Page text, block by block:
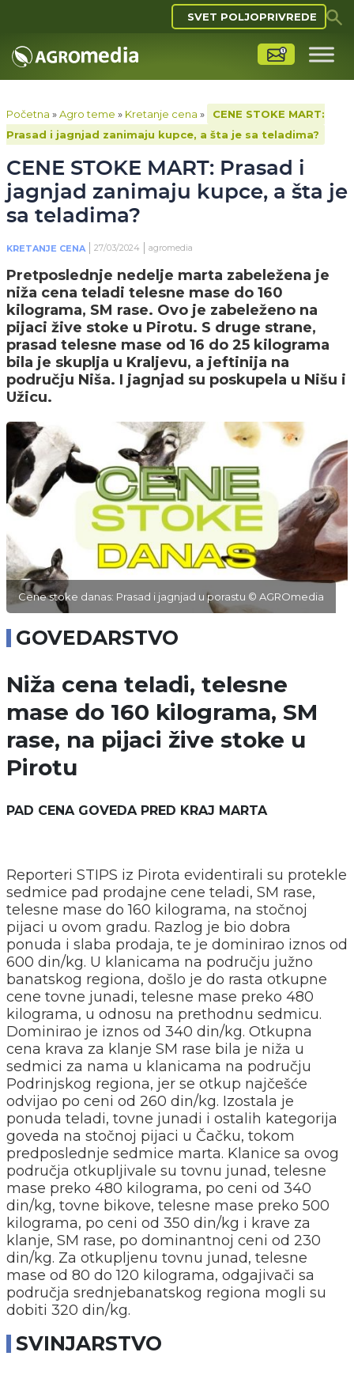
SVET POLJOPRIVREDE
Početna »Agro teme » Kretanje cena »
CENE STOKE MART:
Prasad i jagnjad zanimaju kupce, a šta je sa teladima?
CENE STOKE MART: Prasad i
jagnjad zanimaju kupce, a šta je
sa teladima?
KRETANJE CENA 27/03/2024 agromedia
Pretposlednje nedelje marta zabeležena je
niža cena teladi telesne mase do 160
kilograma, SM rase. Ovo je zabeleženo na
pijaci žive stoke u Pirotu. S druge strane,
prasad telesne mase od 16 do 25 kilograma
bila je skuplja u Kraljevu, a jeftinija na
području Niša. I jagnjad su poskupela u Nišu i
Užicu.
Cene stoke danas: Prasad i jagnjad u porastu © AGROmedia
GOVEDARSTVO
Niža cena teladi, telesne
mase do 160 kilograma, SM
rase, na pijaci žive stoke u
Pirotu
PAD CENA GOVEDA PRED KRAJ MARTA
Reporteri STIPS iz Pirota evidentirali su protekle
sedmice pad prodajne cene teladi, SM rase,
telesne mase do 160 kilograma, na stočnoj
pijaci u ovom gradu. Razlog je bio dobra
ponuda i slaba prodaja, te je dominirao iznos od
600 din/kg. U klanicama na području južno
banatskog regiona, došlo je do rasta otkupne
cene tovne junadi, telesne mase preko 480
kilograma, u odnosu na prethodnu sedmicu.
Dominirao je iznos od 340 din/kg. Otkupna
cena krava za klanje SM rase bila je niža u
sedmici za nama u klanicama na području
Podrinjskog regiona, jer se otkup najčešće
odvijao po ceni od 260 din/kg. Izostala je
ponuda teladi, tovne junadi i ostalih kategorija
goveda na stočnoj pijaci u Čačku, tokom
predposlednje sedmice marta. Klanice sa ovog
područja otkupljivale su tovnu junad, telesne
mase preko 480 kilograma, po ceni od 340
din/kg, tovne bikove, telesne mase preko 500
kilograma, po ceni od 350 din/kg i krave za
klanje, SM rase, po dominantnoj ceni od 230
din/kg. Za otkupljenu tovnu junad, telesne
mase od 80 do 120 kilograma, odgajivači sa
područja srednjebanatskog regiona mogli su
dobiti 320 din/kg.
SVINJARSTVO